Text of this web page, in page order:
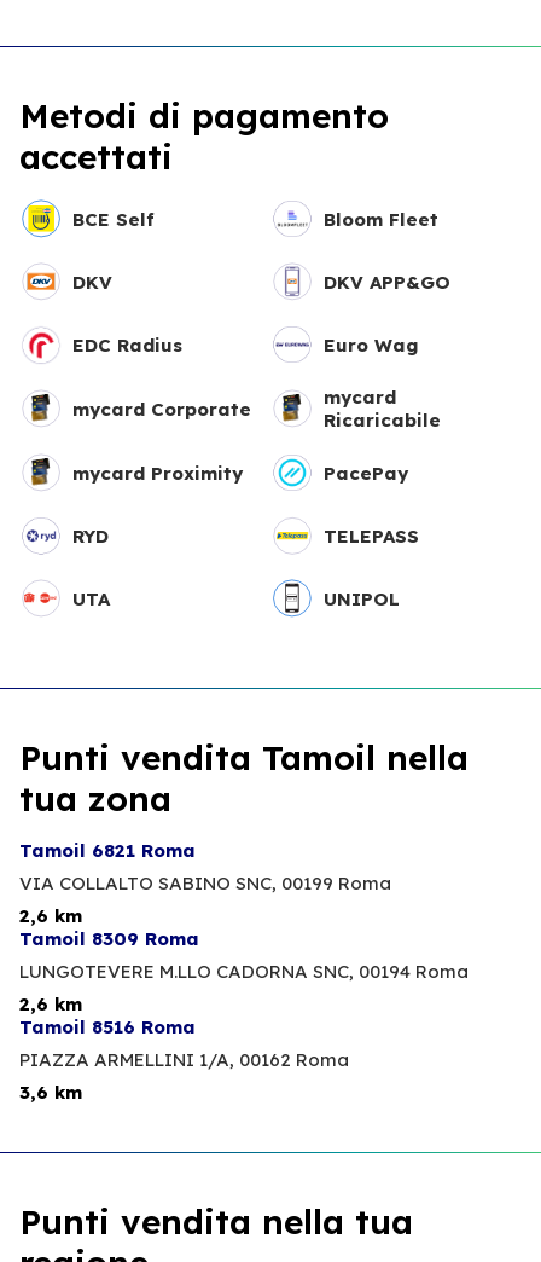
Metodi di pagamento
accettati
BCE Self Bloom Fleet
DKV DKV APP&GO
EDC Radius Euro Wag
mycard Corporate
mycard
Ricaricabile
mycard Proximity PacePay
RYD TELEPASS
UTA UNIPOL
Punti vendita Tamoil nella
tua zona
Tamoil 6821 Roma
VIA COLLALTO SABINO SNC, 00199 Roma
2,6 km
Tamoil 8309 Roma
LUNGOTEVERE M.LLO CADORNA SNC, 00194 Roma
2,6 km
Tamoil 8516 Roma
PIAZZA ARMELLINI 1/A, 00162 Roma
3,6 km
Punti vendita nella tua